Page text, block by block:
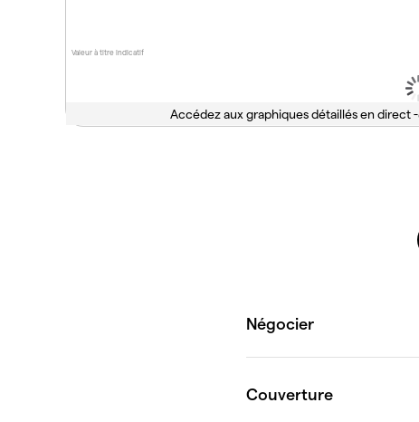
Valeur à titre indicatif
Accédez aux graphiques détaillés en direct -